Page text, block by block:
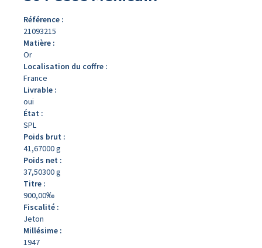
Référence :
21093215
Matière :
Or
Localisation du coffre :
France
Livrable :
oui
État :
SPL
Poids brut :
41,67000 g
Poids net :
37,50300 g
Titre :
900,00‰
Fiscalité :
Jeton
Millésime :
1947